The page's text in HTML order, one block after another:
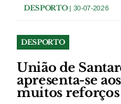
DESPORTO| 30-07-2026
DESPORTO
União de
apresenta-se
muitos reforços